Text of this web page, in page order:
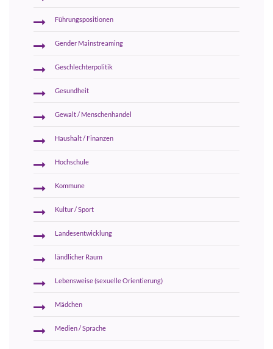
Führungspositionen
Gender Mainstreaming
Geschlechterpolitik
Gesundheit
Gewalt / Menschenhandel
Haushalt / Finanzen
Hochschule
Kommune
Kultur / Sport
Landesentwicklung
ländlicher Raum
Lebensweise (sexuelle Orientierung)
Mädchen
Medien / Sprache